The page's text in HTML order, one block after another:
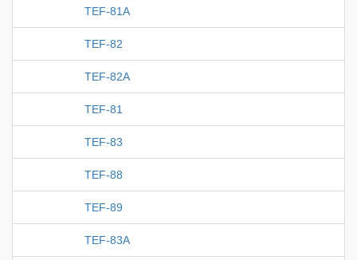
TEF-81A
TEF-82
TEF-82A
TEF-81
TEF-83
TEF-88
TEF-89
TEF-83A